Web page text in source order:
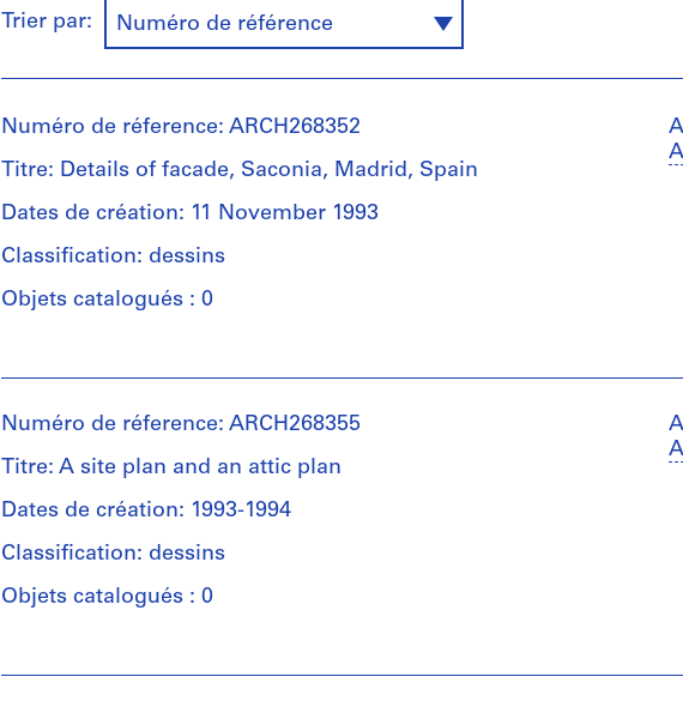
Trier par: Numéro de référence
Numéro de réference: ARCH268352
Titre: Details of facade, Saconia, Madrid, Spain
Dates de création: 11 November 1993
Classification: dessins
Objets catalogués : 0
et
institutions:
Abalos
&
(architectural
Abalos
&
Herreros
Numéro de réference: ARCH268355
Titre: A site plan and an attic plan
Dates de création: 1993-1994
Classification: dessins
Objets catalogués : 0
et